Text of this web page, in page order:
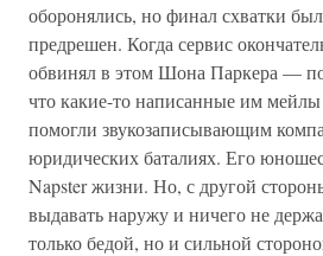
оборонялись, но финал схватки
предрешен. Когда сервис
обвинял в этом Шона Паркера —
что какие-то написанные им
помогли звукозаписывающим
юридических баталиях. Его
Napster жизни. Но, с другой
выдавать наружу и ничего не
только бедой, но и сильной